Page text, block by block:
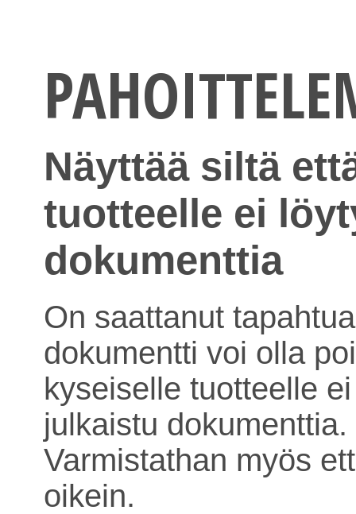
Näyttää siltä
tuotteelle ei
dokumenttia
On saattanut
dokumentti voi olla
kyseiselle tuotteelle
julkaistu dokumenttia.
Varmistathan myös
oikein.